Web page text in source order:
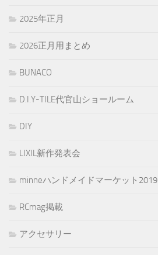
2025年正月
2026正月用まとめ
BUNACO
D.I.Y-TILE代官山ショールーム
DIY
LIXIL新作発表会
minneハンドメイドマーケット2019
RCmag掲載
アクセサリー